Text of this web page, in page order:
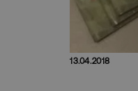
13.04.2018